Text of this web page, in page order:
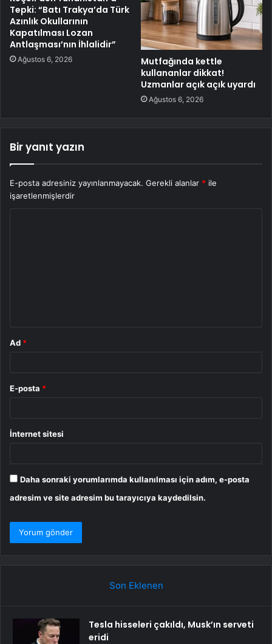
Tepki: “Batı Trakya’da Türk
Azınlık Okullarının
Kapatılması Lozan
Antlaşması’nın İhlalidir”
Ağustos 6, 2026
Mutfağında kettle
kullananlar dikkat!
Uzmanlar açık açık uyardı
Ağustos 6, 2026
Bir yanıt yazın
E-posta adresiniz yayınlanmayacak. Gerekli alanlar * ile
işaretlenmişlerdir
Ad *
E-posta *
İnternet sitesi
Daha sonraki yorumlarımda kullanılması için adım, e-posta
adresim ve site adresim bu tarayıcıya kaydedilsin.
Son Eklenen
Tesla hisseleri çakıldı, Musk’ın serveti
eridi